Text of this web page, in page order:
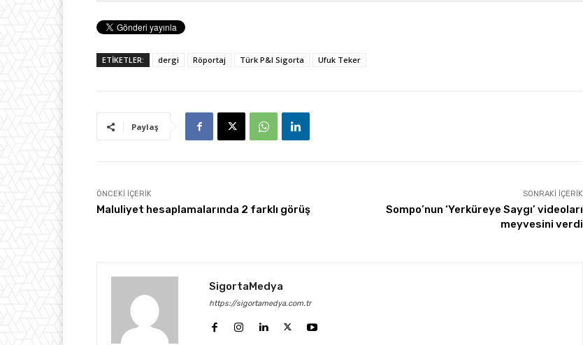
ETİKETLER: dergi Röportaj Türk P&I Sigorta Ufuk Teker
Paylaş
ÖNCEKI İÇERIK
Maluliyet hesaplamalarında 2 farklı görüş
SONRAKI İÇERIK
Sompo’nun ‘Yerküreye Saygı’ videoları
meyvesini verdi
SigortaMedya
https://sigortamedya.com.tr